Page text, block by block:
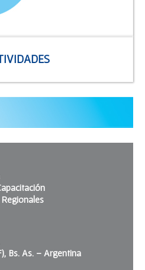
Bs. As. – Argentina